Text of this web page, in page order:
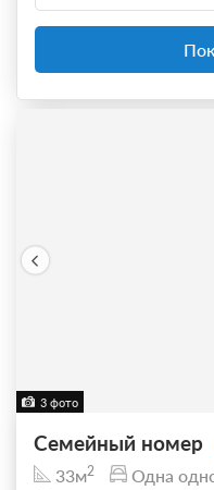
3 фото
Семейный номер
33м2
Одна